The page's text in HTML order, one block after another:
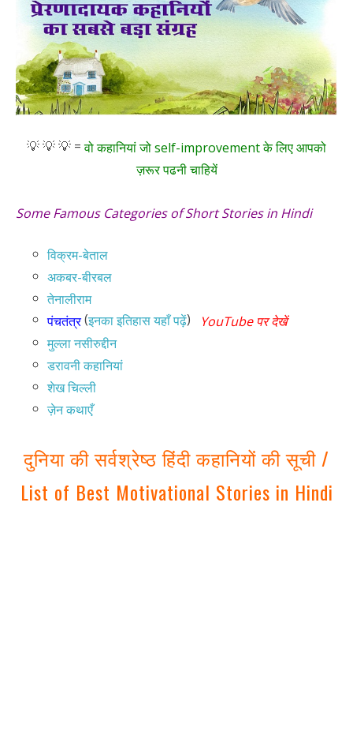
💡 💡 💡 =वो कहानियां जो self-improvement के लिए आपको
ज़रूर पढनी चाहियें
Some Famous Categories of Short Stories in Hindi
विक्रम-बेताल
अकबर-बीरबल
तेनालीराम
पंचतंत्र(इनका इतिहास यहाँ पढ़ें)
YouTube पर देखें
मुल्ला नसीरुद्दीन
डरावनी कहानियां
शेख चिल्ली
ज़ेन कथाएँ
दुनिया की सर्वश्रेष्ठ हिंदी कहानियों की सूची /
List of Best Motivational Stories in Hindi